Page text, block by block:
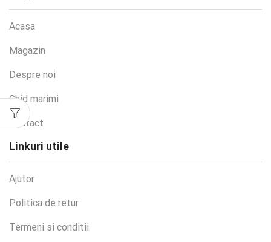
Acasa
Magazin
Despre noi
Ghid marimi
Contact
Linkuri utile
Ajutor
Politica de retur
Termeni si conditii